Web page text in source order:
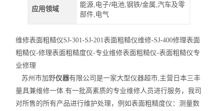
应用领域
能源,电子/电池,钢铁/金属,汽车及零
部件,电气
维修表面粗糙仪SJ-301-SJ-201表面粗糙仪维修-SJ-400修理表面
粗糙仪-修理表面粗糙度仪-专业维修表面粗糙仪-表面粗糙仪专
业修理
苏州市加野仪器有限公司是一家大型仪器超市,主营日本三丰
量具兼维修一体.有一批高素质的专业维修人员进行服务，我司
对所售的所有产品进行维护处理，例如表面粗糙度仪：测量数